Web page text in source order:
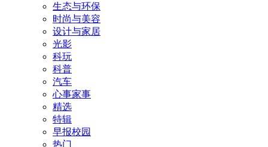
生态与环保
时尚与美容
设计与家居
光影
科玩
科普
汽车
心事家事
精选
特辑
早报校园
热门